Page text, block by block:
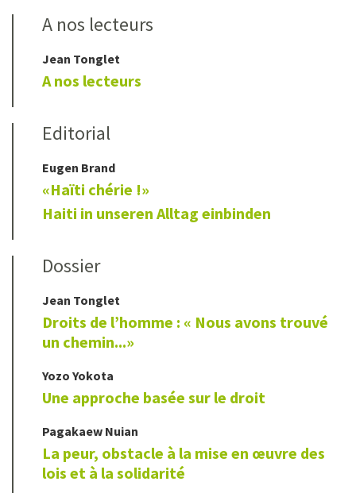
A nos lecteurs
Jean Tonglet
A nos lecteurs
Editorial
Eugen Brand
«Haïti chérie !»
Haiti in unseren Alltag einbinden
Dossier
Jean Tonglet
Droits de l’homme : « Nous avons trouvé
un chemin...»
Yozo Yokota
Une approche basée sur le droit
Pagakaew Nuian
La peur, obstacle à la mise en œuvre des
lois et à la solidarité